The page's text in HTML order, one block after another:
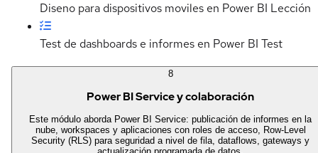
Diseno para dispositivos moviles en Power BI Lección
Test de dashboards e informes en Power BI Test
8
Power BI Service y colaboración
Este módulo aborda Power BI Service: publicación de informes en la
nube, workspaces y aplicaciones con roles de acceso, Row-Level
Security (RLS) para seguridad a nivel de fila, dataflows, gateways y